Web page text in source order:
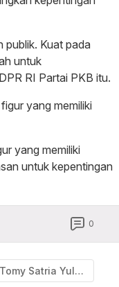
publik. Kuat pada
untuk
RI Partai PKB itu.
yang memiliki
yang memiliki
untuk kepentingan
0
Tomy Satria Yulianto